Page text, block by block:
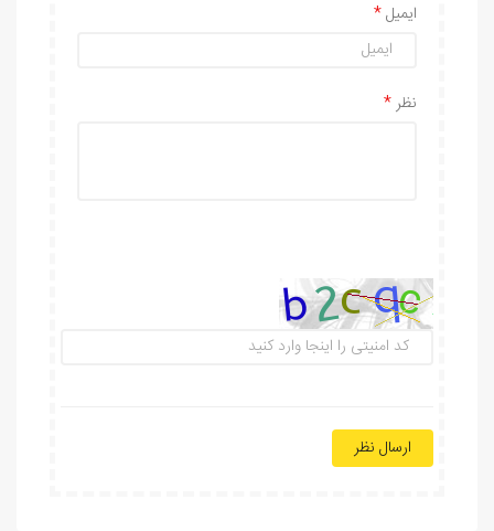
ایمیل
نظر
ارسال نظر